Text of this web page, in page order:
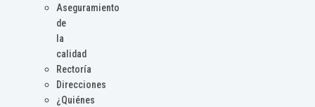
Aseguramiento
de
la
calidad
Rectoría
Direcciones
¿Quiénes